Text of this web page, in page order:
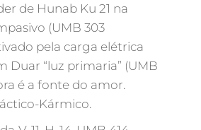
de Hunab Ku 21 na
(UMB 303
pela carga elétrica
Duar “luz primaria” (UMB
é a fonte do amor.
Kármico.